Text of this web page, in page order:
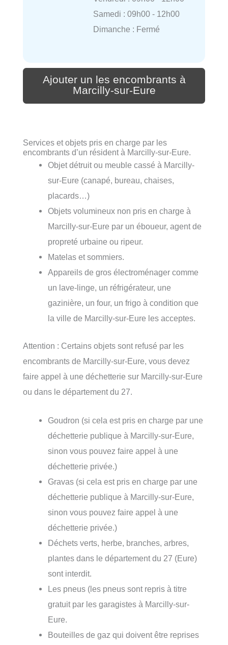
Samedi : 09h00 - 12h00
Dimanche : Fermé
Ajouter un les encombrants à
Marcilly-sur-Eure
Services et objets pris en charge par les
encombrants d’un résident à Marcilly-sur-Eure.
Objet détruit ou meuble cassé à Marcilly-
sur-Eure (canapé, bureau, chaises,
placards…)
Objets volumineux non pris en charge à
Marcilly-sur-Eure par un éboueur, agent de
propreté urbaine ou ripeur.
Matelas et sommiers.
Appareils de gros électroménager comme
un lave-linge, un réfrigérateur, une
gazinière, un four, un frigo à condition que
la ville de Marcilly-sur-Eure les acceptes.
Attention : Certains objets sont refusé par les
encombrants de Marcilly-sur-Eure, vous devez
faire appel à une déchetterie sur Marcilly-sur-Eure
ou dans le département du 27.
Goudron (si cela est pris en charge par une
déchetterie publique à Marcilly-sur-Eure,
sinon vous pouvez faire appel à une
déchetterie privée.)
Gravas (si cela est pris en charge par une
déchetterie publique à Marcilly-sur-Eure,
sinon vous pouvez faire appel à une
déchetterie privée.)
Déchets verts, herbe, branches, arbres,
plantes dans le département du 27 (Eure)
sont interdit.
Les pneus (les pneus sont repris à titre
gratuit par les garagistes à Marcilly-sur-
Eure.
Bouteilles de gaz qui doivent être reprises